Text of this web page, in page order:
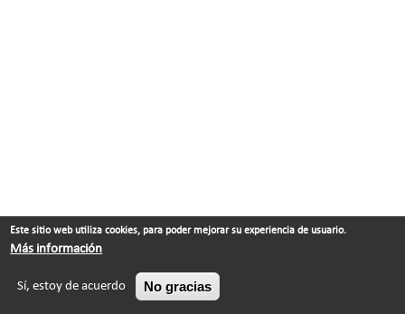
Este sitio web utiliza cookies, para poder mejorar su experiencia de usuario.
Más información
Sí, estoy de acuerdo No gracias